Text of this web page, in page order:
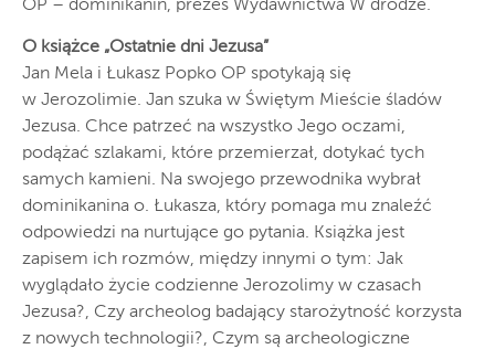
OP – dominikanin, prezes Wydawnictwa W drodze.
O książce „Ostatnie dni Jezusa”
Jan Mela i Łukasz Popko OP spotykają się
w Jerozolimie. Jan szuka w Świętym Mieście śladów
Jezusa. Chce patrzeć na wszystko Jego oczami,
podążać szlakami, które przemierzał, dotykać tych
samych kamieni. Na swojego przewodnika wybrał
dominikanina o. Łukasza, który pomaga mu znaleźć
odpowiedzi na nurtujące go pytania. Książka jest
zapisem ich rozmów, między innymi o tym: Jak
wyglądało życie codzienne Jerozolimy w czasach
Jezusa?, Czy archeolog badający starożytność korzysta
z nowych technologii?, Czym są archeologiczne